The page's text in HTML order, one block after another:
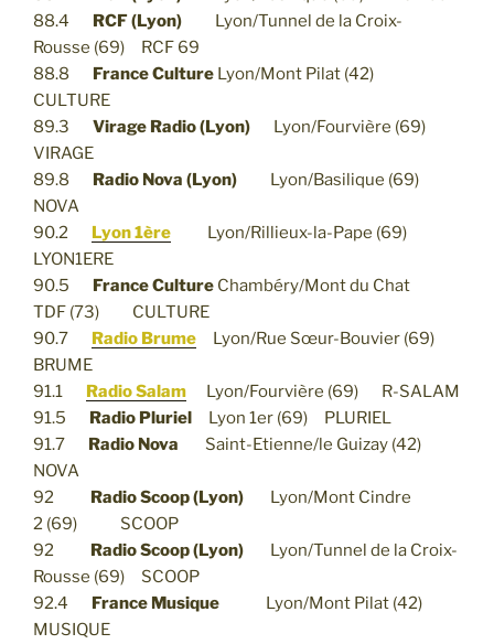
88.4 RCF (Lyon) Lyon/Tunnel de la Croix-
Rousse (69) RCF 69
88.8 France Culture Lyon/Mont Pilat (42)
CULTURE
89.3 Virage Radio (Lyon) Lyon/Fourvière (69)
VIRAGE
89.8 Radio Nova (Lyon) Lyon/Basilique (69)
NOVA
90.2 Lyon 1ère
Lyon/Rillieux-la-Pape (69)
LYON1ERE
90.5 France Culture Chambéry/Mont du Chat
TDF (73) CULTURE
90.7 Radio Brume
Lyon/Rue Sœur-Bouvier (69)
BRUME
91.1 Radio Salam
Lyon/Fourvière (69) R-SALAM
91.5 Radio Pluriel Lyon 1er (69) PLURIEL
91.7 Radio Nova Saint-Etienne/le Guizay (42)
NOVA
92 Radio Scoop (Lyon) Lyon/Mont Cindre
2 (69) SCOOP
92 Radio Scoop (Lyon) Lyon/Tunnel de la Croix-
Rousse (69) SCOOP
92.4 France Musique Lyon/Mont Pilat (42)
MUSIQUE